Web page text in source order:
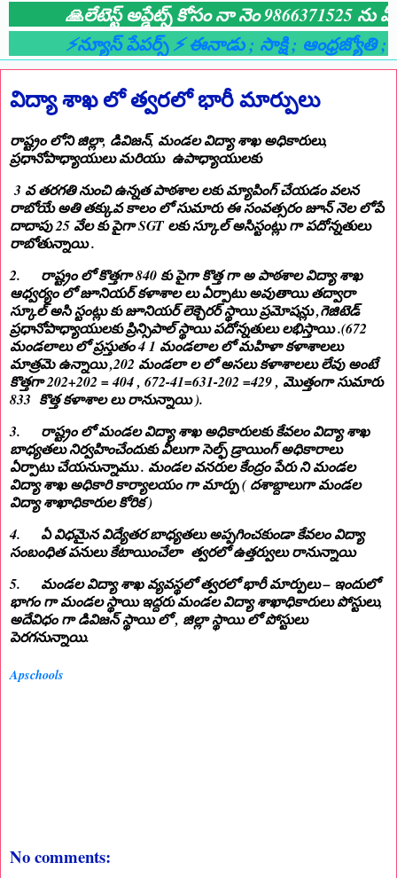
🙏లేటెస్ట్ అప్డేట్స్ కోసం నా నెం 9866371525 ను
⚡న్యూస్ పేపర్స్ ⚡ ఈనాడు; సాక్షి; ఆంధ్రజ్యోతి;
విద్యా శాఖ లో త్వరలో భారీ మార్పులు
రాష్ట్రం లోని జిల్లా, డివిజన్, మండల విద్యా శాఖ అధికారులు,
ప్రధానోపాధ్యాయులు మరియు ఉపాధ్యాయులకు
3 వ తరగతి నుంచి ఉన్నత పాఠశాల లకు మ్యాపింగ్ చేయడం వలన
రాబోయే అతి తక్కువ కాలం లో సుమారు ఈ సంవత్సరం జూన్ నెల లోపే
దాదాపు 25 వేల కు పైగా SGT లకు స్కూల్ అసిస్టంట్లు గా పదోన్నతులు
రాబోతున్నాయి .
2. రాష్ట్రం లో కొత్తగా 840 కు పైగా కొత్త గా అ పాఠశాల విద్యా శాఖ
ఆధ్వర్యం లో జూనియర్ కళాశాల లు ఏర్పాటు అవుతాయి తద్వారా
స్కూల్ అసి స్టంట్లు కు జూనియర్ లెక్చెరర్ స్థాయి ప్రమోషన్లు ,గెజిటెడ్
ప్రధానోపాధ్యాయులకు ప్రిన్సిపాల్ స్థాయి పదోన్నతులు లభిస్తాయి .(672
మండలాలు లో ప్రస్తుతం 4 1 మండలాల లో మహిళా కళాశాలలు
మాత్రమె ఉన్నాయి ,202 మండలా ల లో అసలు కళాశాలలు లేవు అంటే
కొత్తగా 202+202 = 404 , 672-41=631-202 =429 , మొత్తంగా సుమారు
833 కొత్త కళాశాల లు రానున్నాయి ).
3. రాష్ట్రం లో మండల విద్యా శాఖ అధికారులకు కేవలం విద్యా శాఖ
బాధ్యతలు నిర్వహించేందుకు వీలుగా సెల్ఫ్ డ్రాయింగ్ అధికారాలు
ఏర్పాటు చేయనున్నాము . మండల వనరుల కేంద్రం పేరు ని మండల
విద్యా శాఖ అధికారి కార్యాలయం గా మార్పు ( దశాబ్దాలుగా మండల
విద్యా శాఖాధికారుల కోరిక )
4. ఏ విధమైన విద్యేతర బాధ్యతలు అప్పగించకుండా కేవలం విద్యా
సంబంధిత పనులు కేటాయించేలా త్వరలో ఉత్తర్వులు రానున్నాయి
5. మండల విద్యా శాఖ వ్యవస్థలో త్వరలో భారీ మార్పులు – ఇందులో
భాగం గా మండల స్థాయి ఇద్దరు మండల విద్యా శాఖాధికారులు పోస్టులు,
అదేవిధం గా డివిజన్ స్థాయి లో , జిల్లా స్థాయి లో పోస్టులు
పెరగనున్నాయి.
Apschools
No comments: